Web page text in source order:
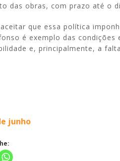
das obras, com prazo até o
que essa política
é exemplo das condições
e, principalmente, a
junho